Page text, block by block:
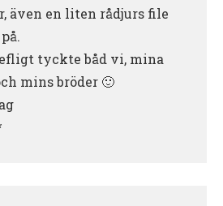
även en liten rådjurs file
tyckte båd vi, mina
mins bröder 🙂